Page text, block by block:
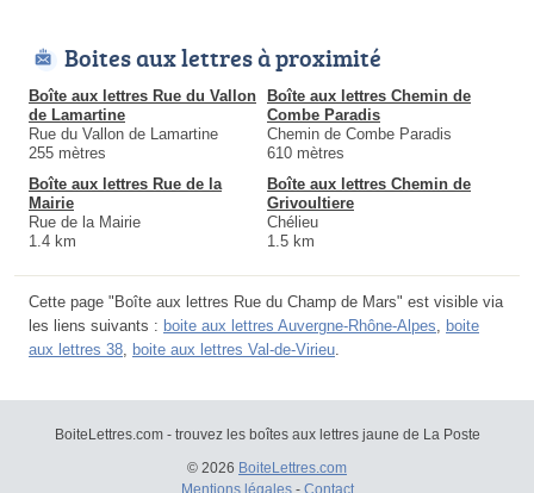
Boites aux lettres à proximité
Boîte aux lettres Rue du Vallon
de Lamartine
Rue du Vallon de Lamartine
255 mètres
Boîte aux lettres Chemin de
Combe Paradis
Chemin de Combe Paradis
610 mètres
Boîte aux lettres Rue de la
Mairie
Rue de la Mairie
1.4 km
Boîte aux lettres Chemin de
Grivoultiere
Chélieu
1.5 km
Cette page "Boîte aux lettres Rue du Champ de Mars" est visible via
les liens suivants : boite aux lettres Auvergne-Rhône-Alpes
boite
aux lettres 38 boite aux lettres Val-de-Virieu
BoiteLettres.com - trouvez les boîtes aux lettres jaune de La Poste
© 2026 BoiteLettres.com
Mentions légales- Contact